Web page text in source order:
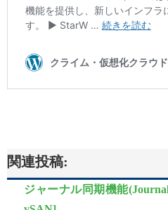
関連投稿:
ジャーナル同期機能